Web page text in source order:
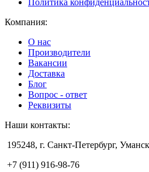
Политика
Компания:
О нас
Производители
Вакансии
Доставка
Блог
Вопрос - ответ
Реквизиты
Наши контакты:
195248, г. Санкт-Петербург,
+7 (911) 916-98-76